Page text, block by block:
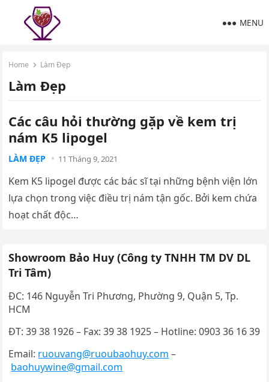
MENU
Home Làm Đẹp
Làm Đẹp
Các câu hỏi thường gặp về kem trị
nám K5 lipogel
LÀM ĐẸP 11 Tháng 9, 2021
Kem K5 lipogel được các bác sĩ tại những bệnh viện lớn
lựa chọn trong việc điều trị nám tận gốc. Bởi kem chứa
hoạt chất độc…
Showroom Bảo Huy (Công ty TNHH TM DV DL
Tri Tâm)
ĐC: 146 Nguyễn Tri Phương, Phường 9, Quận 5, Tp.
HCM
ĐT: 39 38 1926 – Fax: 39 38 1925 – Hotline: 0903 36 16 39
Email: ruouvang@ruoubaohuy.com –
baohuywine@gmail.com